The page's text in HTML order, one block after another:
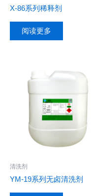
X-86系列稀释剂
阅读更多
清洗剂
YM-19系列无卤清洗剂